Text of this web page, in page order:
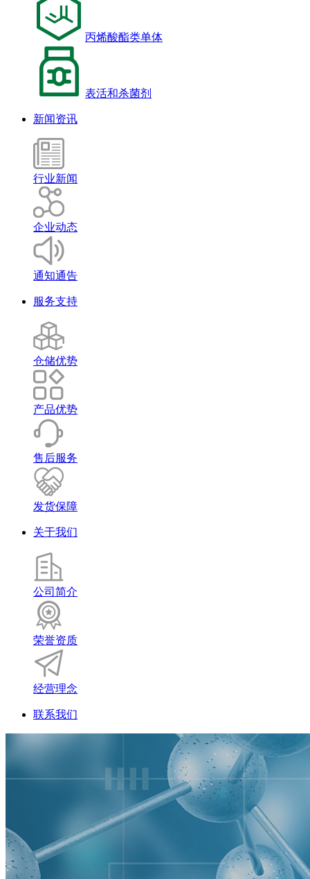
丙烯酸酯类单体
表活和杀菌剂
新闻资讯
行业新闻
企业动态
通知通告
服务支持
仓储优势
产品优势
售后服务
发货保障
关于我们
公司简介
荣誉资质
经营理念
联系我们